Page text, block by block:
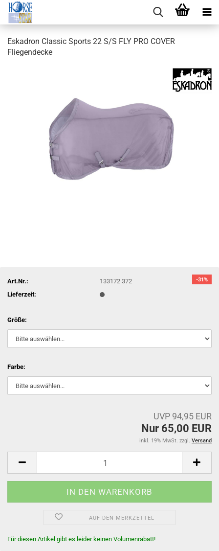
Eskadron Classic Sports 22 S/S FLY PRO COVER
Fliegendecke
-31%
Art.Nr.:
133172 372
Lieferzeit:
Größe:
Farbe:
UVP 94,95 EUR
Nur 65,00 EUR
inkl. 19% MwSt. zzgl. Versand
AUF DEN MERKZETTEL
Für diesen Artikel gibt es leider keinen Volumenrabatt!